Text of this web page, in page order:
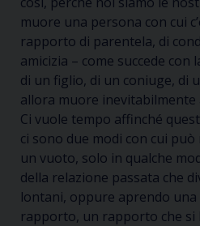
muore una persona con cui
rapporto di parentela, di
amicizia – come succede
di un figlio, di un coniuge, di
allora muore inevitabilmente
Ci vuole tempo affinché
ci sono due modi con cui
un vuoto, solo in qualche
della relazione passata che
lontani, oppure aprendo
rapporto, un rapporto che si